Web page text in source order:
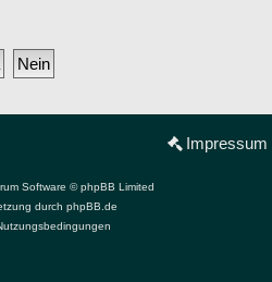
Impressum
Software © phpBB Limited
durch phpBB.de